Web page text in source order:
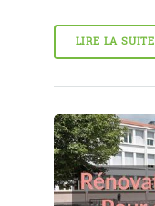
LIRE LA SUITE